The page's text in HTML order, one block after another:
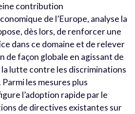
contribution
de l’Europe, analyse la
dès lors, de renforcer une
dans ce domaine et de relever
de façon globale en agissant de
la lutte contre les discriminations
les mesures plus
l’adoption rapide par le
de directives existantes sur